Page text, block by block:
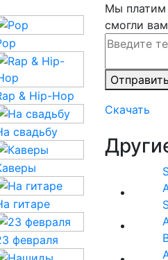
Мы платим
смогли
Отправить
Скачать
& Hip-Hop
свадьбу
гитаре
февраля